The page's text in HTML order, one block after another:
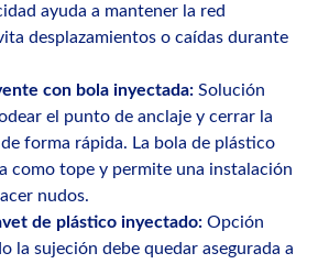
ayuda a mantener la red
desplazamientos o caídas durante
con bola inyectada: Solución
el punto de anclaje y cerrar la
forma rápida. La bola de plástico
como tope y permite una instalación
nudos.
de plástico inyectado: Opción
la sujeción debe quedar asegurada a